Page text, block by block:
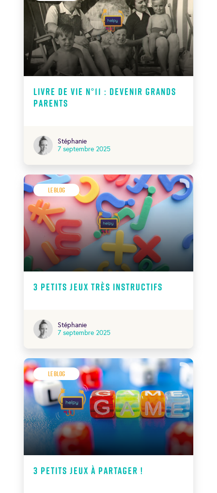
Livre de Vie N°11 : Devenir grands
parents
Stéphanie
7 septembre 2025
Le Blog
3 petits Jeux très instructifs
Stéphanie
7 septembre 2025
Le Blog
3 petits jeux à partager !